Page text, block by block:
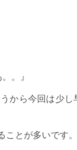
。』
から今回は少し
ことが多いです。